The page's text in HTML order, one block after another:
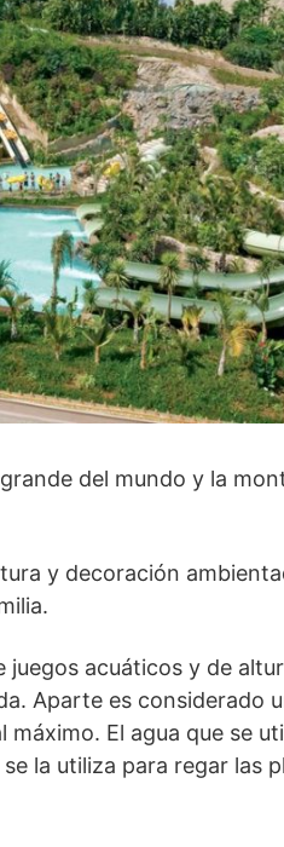
del mundo y la
y decoración
juegos acuáticos y de
Aparte es considerado
El agua que se
la utiliza para regar las